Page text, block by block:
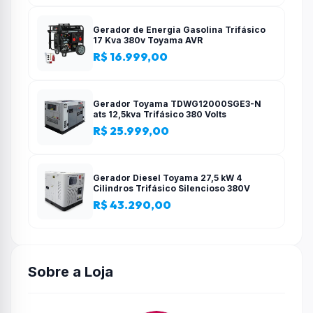
Gerador de Energia Gasolina Trifásico
17 Kva 380v Toyama AVR
R$ 16.999,00
Gerador Toyama TDWG12000SGE3-N
ats 12,5kva Trifásico 380 Volts
R$ 25.999,00
Gerador Diesel Toyama 27,5 kW 4
Cilindros Trifásico Silencioso 380V
R$ 43.290,00
Sobre a Loja